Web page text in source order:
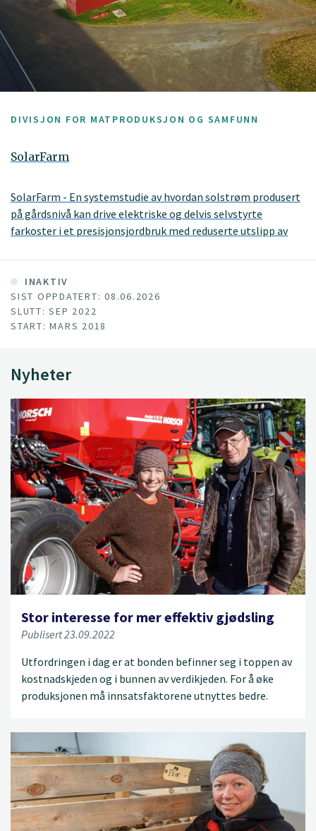
DIVISJON FOR MATPRODUKSJON OG SAMFUNN
SolarFarm
SolarFarm - En systemstudie av hvordan solstrøm produsert
på gårdsnivå kan drive elektriske og delvis selvstyrte
farkoster i et presisjonsjordbruk med reduserte utslipp av
INAKTIV
SIST OPPDATERT: 08.06.2026
SLUTT: SEP 2022
START: MARS 2018
Nyheter
Stor interesse for mer effektiv gjødsling
Publisert 23.09.2022
Utfordringen i dag er at bonden befinner seg i toppen av
kostnadskjeden og i bunnen av verdikjeden. For å øke
produksjonen må innsatsfaktorene utnyttes bedre.